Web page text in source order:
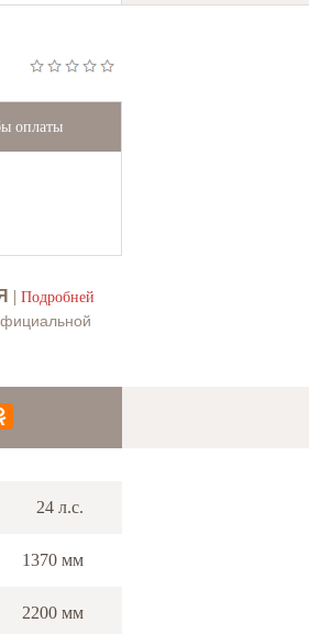
оплаты
| Подробней
24 л.с.
1370 мм
2200 мм